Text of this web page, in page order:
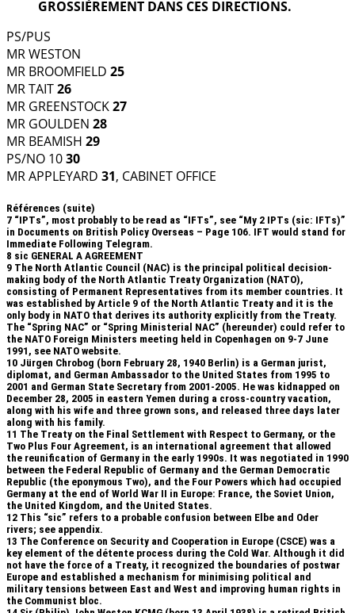
GROSSIÈREMENT DANS CES DIRECTIONS.
PS/PUS
MR WESTON
MR BROOMFIELD 25
MR TAIT26
MR GREENSTOCK27
MR GOULDEN 28
MR BEAMISH 29
PS/NO 1030
MR APPLEYARD 31, CABINET OFFICE
Références (suite)
7 “IPTs”, most probably to be read as “IFTs”, see “My 2 IPTs (sic: IFTs)”
in Documents on British Policy Overseas – Page 106. IFT would stand for
Immediate Following Telegram.
8 sic GENERAL A AGREEMENT
9 The North Atlantic Council (NAC) is the principal political decision-
making body of the North Atlantic Treaty Organization (NATO),
consisting of Permanent Representatives from its member countries. It
was established by Article 9 of the North Atlantic Treaty and it is the
only body in NATO that derives its authority explicitly from the Treaty.
The “Spring NAC” or “Spring Ministerial NAC” (hereunder) could refer to
the NATO Foreign Ministers meeting held in Copenhagen on 9-7 June
1991, see NATO website.
10 Jürgen Chrobog (born February 28, 1940 Berlin) is a German jurist,
diplomat, and German Ambassador to the United States from 1995 to
2001 and German State Secretary from 2001-2005. He was kidnapped on
December 28, 2005 in eastern Yemen during a cross-country vacation,
along with his wife and three grown sons, and released three days later
along with his family.
11 The Treaty on the Final Settlement with Respect to Germany, or the
Two Plus Four Agreement, is an international agreement that allowed
the reunification of Germany in the early 1990s. It was negotiated in 1990
between the Federal Republic of Germany and the German Democratic
Republic (the eponymous Two), and the Four Powers which had occupied
Germany at the end of World War II in Europe: France, the Soviet Union,
the United Kingdom, and the United States.
12 This “sic” refers to a probable confusion between Elbe and Oder
rivers; see appendix.
13 The Conference on Security and Cooperation in Europe (CSCE) was a
key element of the détente process during the Cold War. Although it did
not have the force of a Treaty, it recognized the boundaries of postwar
Europe and established a mechanism for minimising political and
military tensions between East and West and improving human rights in
the Communist bloc.